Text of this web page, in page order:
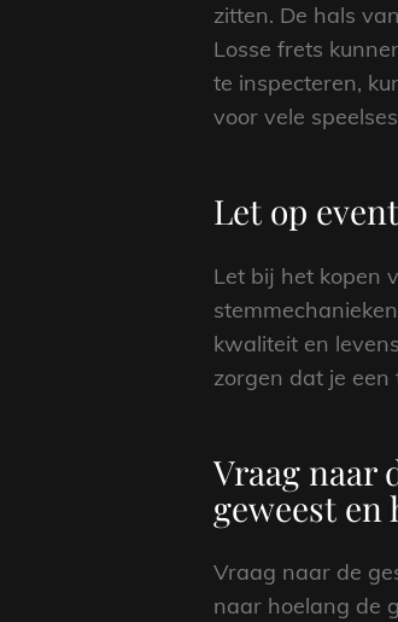
zitten. De hals
Losse frets
te inspecteren,
voor vele
Let op
Let bij het kopen
kwaliteit en
zorgen dat je
Vraag naar
geweest en
Vraag naar de
naar hoelang de